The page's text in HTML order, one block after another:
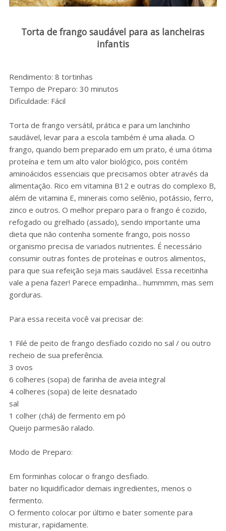
Torta de frango saudável para as lancheiras
infantis
Rendimento: 8 tortinhas
Tempo de Preparo: 30 minutos
Dificuldade: Fácil
Torta de frango versátil, prática e para um lanchinho
saudável, levar para a escola também é uma aliada. O
frango, quando bem preparado em um prato, é uma ótima
proteína e tem um alto valor biológico, pois contém
aminoácidos essenciais que precisamos obter através da
alimentação. Rico em vitamina B12 e outras do complexo B,
além de vitamina E, minerais como selênio, potássio, ferro,
zinco e outros. O melhor preparo para o frango é cozido,
refogado ou grelhado (assado), sendo importante uma
dieta que não contenha somente frango, pois nosso
organismo precisa de variados nutrientes. É necessário
consumir outras fontes de proteínas e outros alimentos,
para que sua refeição seja mais saudável. Essa receitinha
vale a pena fazer! Parece empadinha... hummmm, mas sem
gorduras.
Para essa receita você vai precisar de:
1 Filé de peito de frango desfiado cozido no sal / ou outro
recheio de sua preferência.
3 ovos
6 colheres (sopa) de farinha de aveia integral
4 colheres (sopa) de leite desnatado
sal
1 colher (chá) de fermento em pó
Queijo parmesão ralado.
Modo de Preparo:
Em forminhas colocar o frango desfiado.
bater no liquidificador demais ingredientes, menos o
fermento.
O fermento colocar por último e bater somente para
misturar, rapidamente.